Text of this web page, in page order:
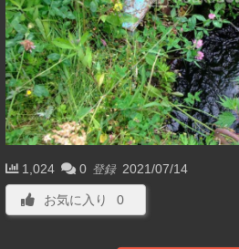
1,024 0 登録 2021/07/14
お気に入り 0